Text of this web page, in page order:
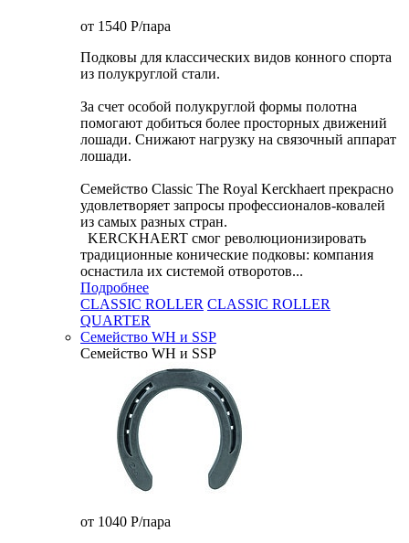
от 1540 P/пара
Подковы для классических видов конного спорта
из полукруглой стали.
За счет особой полукруглой формы полотна
помогают добиться более просторных движений
лошади. Снижают нагрузку на связочный аппарат
лошади.
Семейство Classic The Royal Kerckhaert прекрасно
удовлетворяет запросы профессионалов-ковалей
из самых разных стран.
KERCKHAERT смог революционизировать
традиционные конические подковы: компания
оснастила их системой отворотов...
Подробнее
CLASSIC ROLLER CLASSIC ROLLER
QUARTER
Семейство WH и SSP
Семейство WH и SSP
от 1040 P/пара